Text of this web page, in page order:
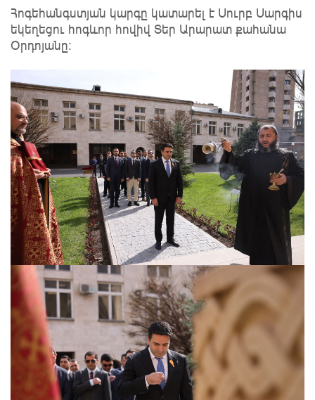
Հոգեհանգստյան կարգը կատարել է Սուրբ Սարգիս
եկեղեցու հոգևոր հովիվ Տեր Արարատ քահանա
Օրդոյանը: